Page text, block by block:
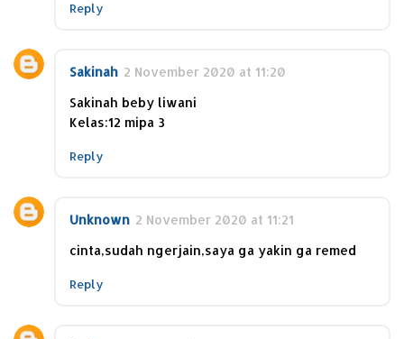
Reply
Sakinah 2 November 2020 at 11:20
Sakinah beby liwani
Kelas:12 mipa 3
Reply
Unknown 2 November 2020 at 11:21
cinta,sudah ngerjain,saya ga yakin ga remed
Reply